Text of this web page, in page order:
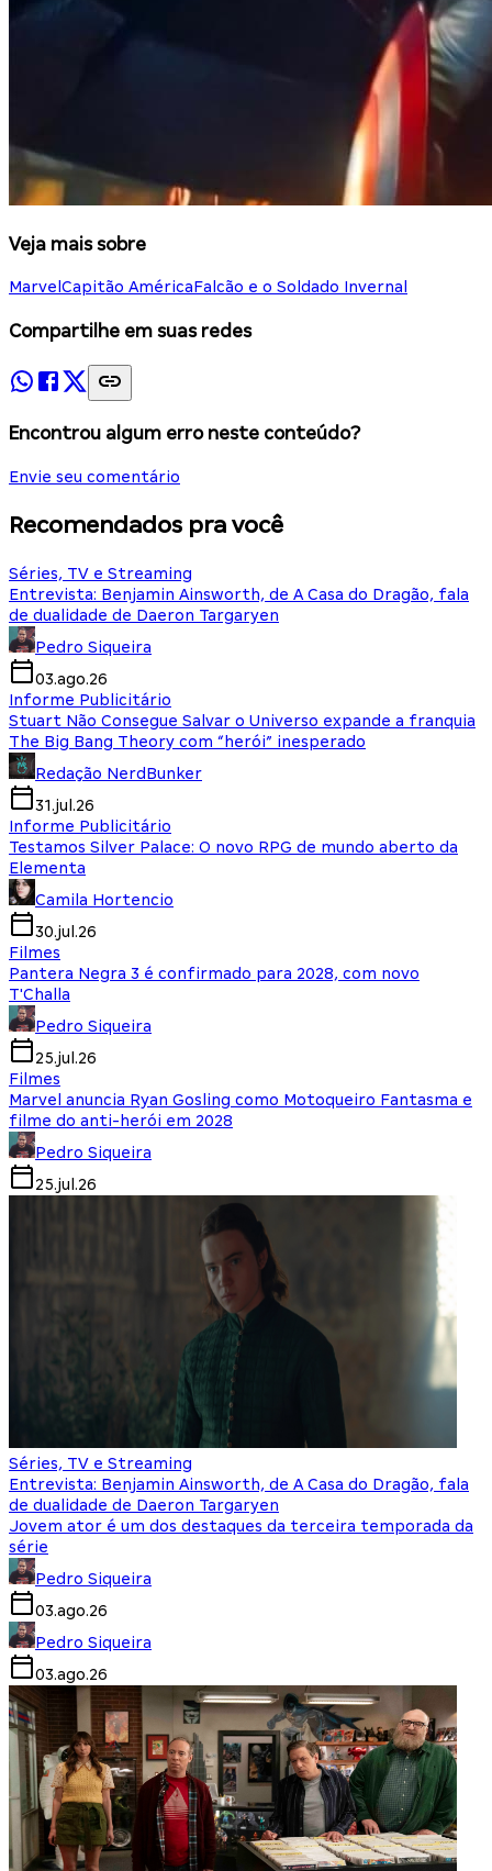
Veja mais sobre
Marvel Capitão AméricaFalcão e o Soldado Invernal
Compartilhe em suas redes
Encontrou algum erro neste conteúdo?
Envie seu comentário
Recomendados pra você
Séries, TV e Streaming
Entrevista: Benjamin Ainsworth, de A Casa do Dragão, fala
de dualidade de Daeron Targaryen
Pedro Siqueira
03.ago.26
Informe Publicitário
Stuart Não Consegue Salvar o Universo expande a franquia
The Big Bang Theory com “herói” inesperado
Redação NerdBunker
31.jul.26
Informe Publicitário
Testamos Silver Palace: O novo RPG de mundo aberto da
Elementa
Camila Hortencio
30.jul.26
Filmes
Pantera Negra 3 é confirmado para 2028, com novo
T'Challa
Pedro Siqueira
25.jul.26
Filmes
Marvel anuncia Ryan Gosling como Motoqueiro Fantasma e
filme do anti-herói em 2028
Pedro Siqueira
25.jul.26
Séries, TV e Streaming
Entrevista: Benjamin Ainsworth, de A Casa do Dragão, fala
de dualidade de Daeron Targaryen
Jovem ator é um dos destaques da terceira temporada da
série
Pedro Siqueira
03.ago.26
Pedro Siqueira
03.ago.26